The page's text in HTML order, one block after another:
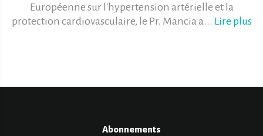
Européenne sur l'hypertension artérielle et la
protection cardiovasculaire, le Pr. Mancia a... Lire plus
Abonnements